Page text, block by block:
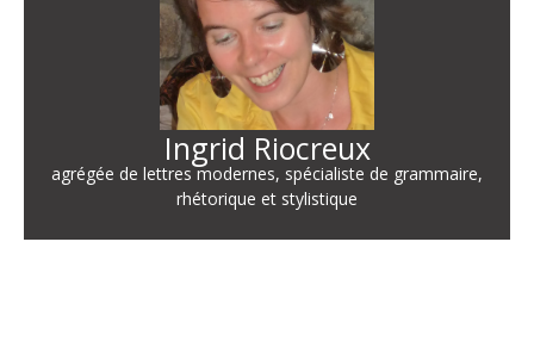
Ingrid Riocreux
agrégée de lettres modernes, spécialiste de grammaire,
rhétorique et stylistique